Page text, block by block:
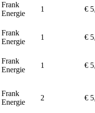
Frank
Energie
1 €
Frank
Energie
1 €
Frank
Energie
1 €
Frank
Energie
2 €